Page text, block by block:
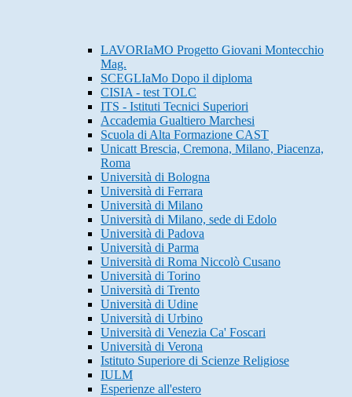
LAVORIaMO Progetto Giovani Montecchio
Mag.
SCEGLIaMo Dopo il diploma
CISIA - test TOLC
ITS - Istituti Tecnici Superiori
Accademia Gualtiero Marchesi
Scuola di Alta Formazione CAST
Unicatt Brescia, Cremona, Milano, Piacenza,
Roma
Università di Bologna
Università di Ferrara
Università di Milano
Università di Milano, sede di Edolo
Università di Padova
Università di Parma
Università di Roma Niccolò Cusano
Università di Torino
Università di Trento
Università di Udine
Università di Urbino
Università di Venezia Ca' Foscari
Università di Verona
Istituto Superiore di Scienze Religiose
IULM
Esperienze all'estero